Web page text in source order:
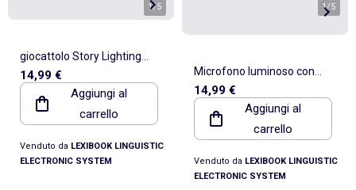
1/5
giocattolo Story Lighting
microfono
14,99 €
Aggiungi al
carrello
Venduto da LEXIBOOK LINGUISTIC
ELECTRONIC SYSTEM
1/5
Microfono luminoso con
melodie ed effetti sonori
14,99 €
Aggiungi al
carrello
Venduto da LEXIBOOK LINGUISTIC
ELECTRONIC SYSTEM